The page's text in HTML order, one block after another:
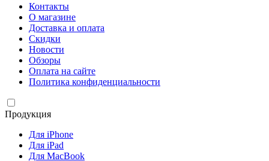
Контакты
О магазине
Доставка и оплата
Скидки
Новости
Обзоры
Оплата на сайте
Политика конфиденциальности
Продукция
Для iPhone
Для iPad
Для MacBook